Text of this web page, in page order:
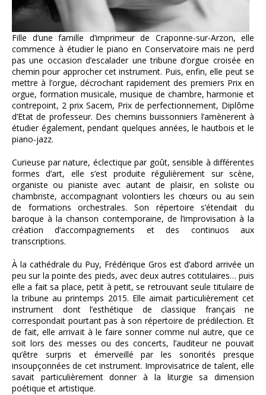
Fille d’une famille d’imprimeur de Craponne-sur-Arzon, elle
commence à étudier le piano en Conservatoire mais ne perd
pas une occasion d’escalader une tribune d’orgue croisée en
chemin pour approcher cet instrument. Puis, enfin, elle peut se
mettre à l’orgue, décrochant rapidement des premiers Prix en
orgue, formation musicale, musique de chambre, harmonie et
contrepoint, 2 prix Sacem, Prix de perfectionnement, Diplôme
d’Etat de professeur. Des chemins buissonniers l’amènerent à
étudier également, pendant quelques années, le hautbois et le
piano-jazz.
Curieuse par nature, éclectique par goût, sensible à différentes
formes d’art, elle s’est produite régulièrement sur scène,
organiste ou pianiste avec autant de plaisir, en soliste ou
chambriste, accompagnant volontiers les chœurs ou au sein
de formations orchestrales. Son répertoire s’étendait du
baroque à la chanson contemporaine, de l’improvisation à la
création d’accompagnements et des continuos aux
transcriptions.
À la cathédrale du Puy, Frédérique Gros est d’abord arrivée un
peu sur la pointe des pieds, avec deux autres cotitulaires… puis
elle a fait sa place, petit à petit, se retrouvant seule titulaire de
la tribune au printemps 2015. Elle aimait particulièrement cet
instrument dont l’esthétique de classique français ne
correspondait pourtant pas à son répertoire de prédilection. Et
de fait, elle arrivait à le faire sonner comme nul autre, que ce
soit lors des messes ou des concerts, l’auditeur ne pouvait
qu’être surpris et émerveillé par les sonorités presque
insoupçonnées de cet instrument. Improvisatrice de talent, elle
savait particulièrement donner à la liturgie sa dimension
poétique et artistique.